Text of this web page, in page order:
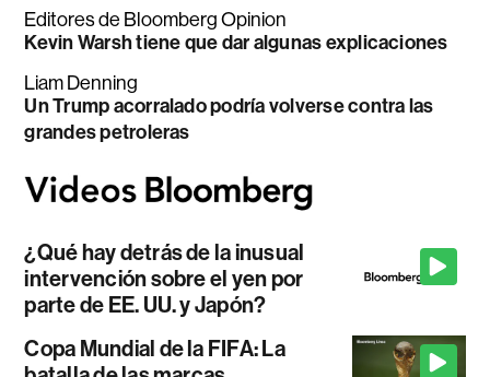
Editores de Bloomberg Opinion
Kevin Warsh tiene que dar algunas explicaciones
Liam Denning
Un Trump acorralado podría volverse contra las
grandes petroleras
¿Qué hay detrás de la inusual
intervención sobre el yen por
parte de EE. UU. y Japón?
Copa Mundial de la FIFA: La